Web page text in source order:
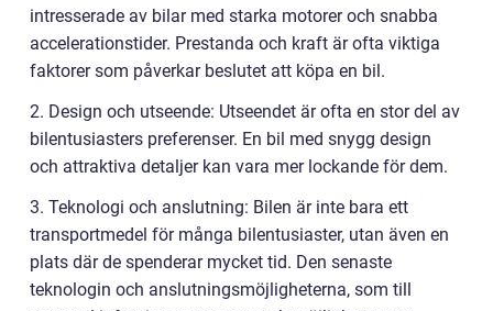
intresserade av bilar med starka motorer och snabba
accelerationstider. Prestanda och kraft är ofta viktiga
faktorer som påverkar beslutet att köpa en bil.
2. Design och utseende: Utseendet är ofta en stor del av
bilentusiasters preferenser. En bil med snygg design
och attraktiva detaljer kan vara mer lockande för dem.
3. Teknologi och anslutning: Bilen är inte bara ett
transportmedel för många bilentusiaster, utan även en
plats där de spenderar mycket tid. Den senaste
teknologin och anslutningsmöjligheterna, som till